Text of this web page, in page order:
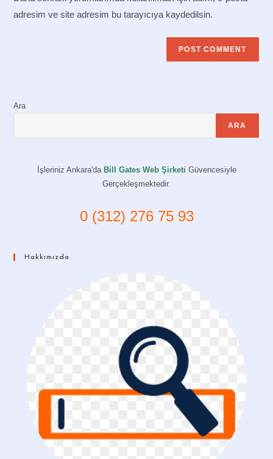
(optional)
adresim ve site adresim bu tarayıcıya kaydedilsin.
Ara
ARA
İşleriniz Ankara'da Bill Gates Web Şirketi Güvencesiyle
Gerçekleşmektedir.
0 (312) 276 75 93
Hakkımızda